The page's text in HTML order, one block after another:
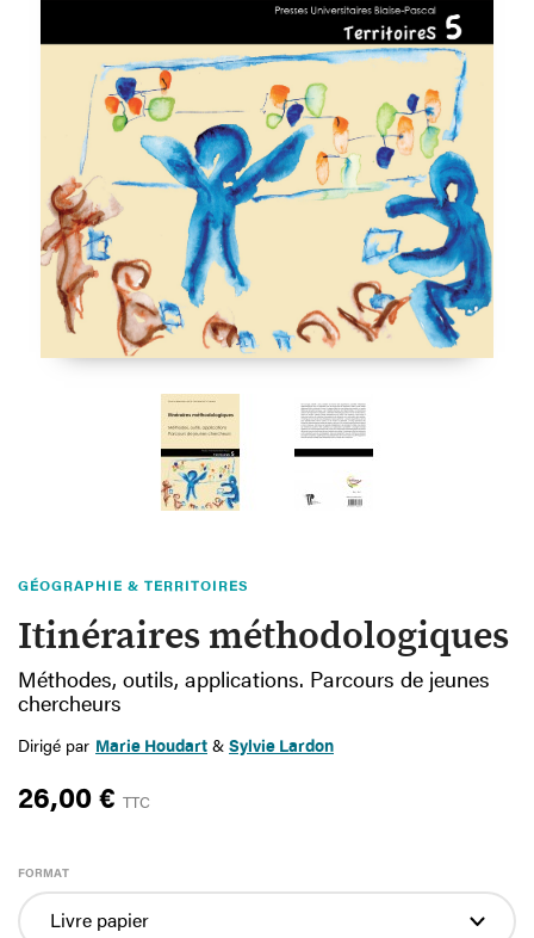
GÉOGRAPHIE & TERRITOIRES
Itinéraires méthodologiques
Méthodes, outils, applications. Parcours de jeunes
chercheurs
Dirigé par Marie Houdart & Sylvie Lardon
26,00 € TTC
FORMAT